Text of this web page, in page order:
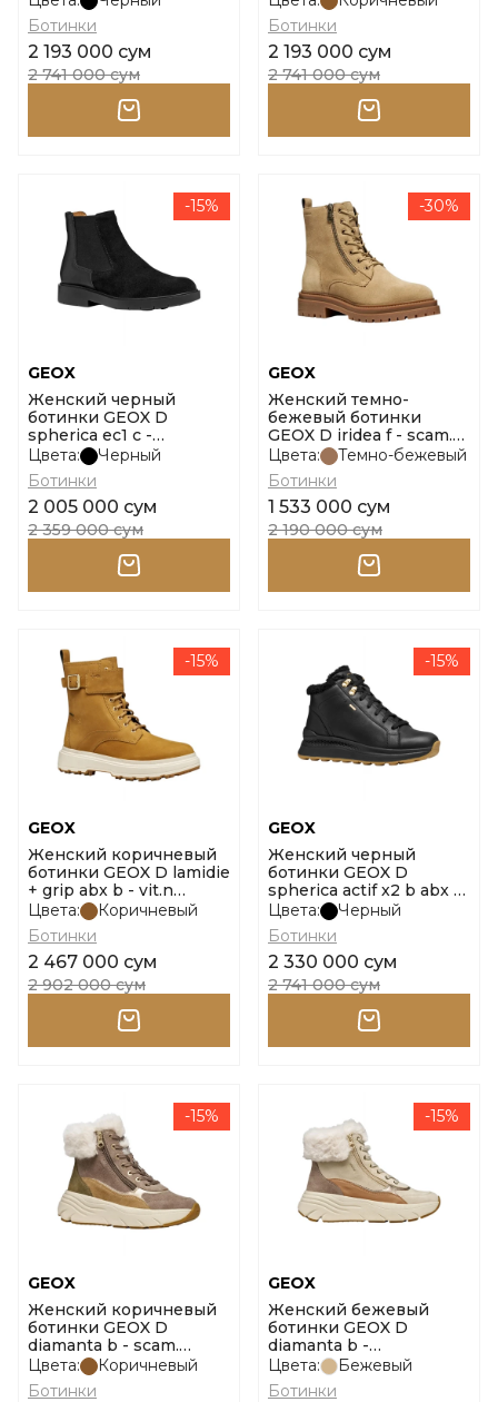
Ботинки
2 193 000 сум
2 741 000 сум
Ботинки
2 193 000 сум
2 741 000 сум
-15%
GEOX
Женский черный
ботинки GEOX D
spherica ec1 c -
scam.+nappa размер 38
Цвета:
Черный
Ботинки
2 005 000 сум
2 359 000 сум
-30%
GEOX
Женский темно-
бежевый ботинки
GEOX D iridea f - scam.
размер 38
Цвета:
Темно-бежевый
Ботинки
1 533 000 сум
2 190 000 сум
-15%
GEOX
Женский коричневый
ботинки GEOX D lamidie
+ grip abx b - vit.n
размер 38
Цвета:
Коричневый
Ботинки
2 467 000 сум
2 902 000 сум
-15%
GEOX
Женский черный
ботинки GEOX D
spherica actif x2 b abx a
- размер 38
Цвета:
Черный
Ботинки
2 330 000 сум
2 741 000 сум
-15%
GEOX
Женский коричневый
ботинки GEOX D
diamanta b - scam.
размер 38
Цвета:
Коричневый
Ботинки
-15%
GEOX
Женский бежевый
ботинки GEOX D
diamanta b -
scam.+nappa размер 38
Цвета:
Бежевый
Ботинки